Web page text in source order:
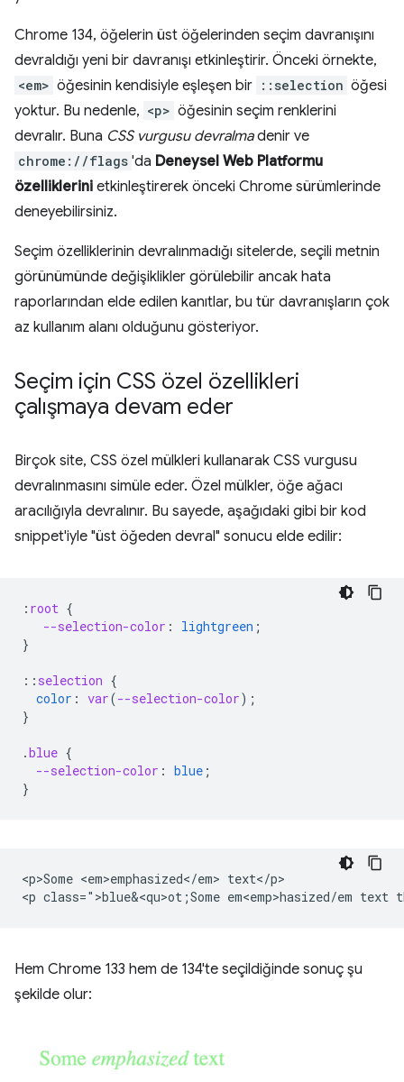
Chrome 134, öğelerin üst öğelerinden seçim davranışını
devraldığı yeni bir davranışı etkinleştirir. Önceki örnekte,
<em> öğesinin kendisiyle eşleşen bir ::selection öğesi
yoktur. Bu nedenle, <p> öğesinin seçim renklerini
devralır. Buna CSS vurgusu devralmadenir ve
chrome://flags 'da Deneysel Web Platformu
özelliklerini etkinleştirerek önceki Chrome sürümlerinde
deneyebilirsiniz.
Seçim özelliklerinin devralınmadığı sitelerde, seçili metnin
görünümünde değişiklikler görülebilir ancak hata
raporlarından elde edilen kanıtlar, bu tür davranışların çok
az kullanım alanı olduğunu gösteriyor.
Seçim için CSS özel özellikleri
çalışmaya devam eder
Birçok site, CSS özel mülkleri kullanarak CSS vurgusu
devralınmasını simüle eder. Özel mülkler, öğe ağacı
aracılığıyla devralınır. Bu sayede, aşağıdaki gibi bir kod
snippet'iyle "üst öğeden devral" sonucu elde edilir:
: root {
--selection-color : lightgreen ;
}
:: selection {
color : var(--selection-color);
}
.blue {
--selection-color : blue ;
}
<p>Some <em>emphasized</em> text</p>
<p class=">blue&<qu>ot;Some em<emp>hasized/em
Hem Chrome 133 hem de 134'te seçildiğinde sonuç şu
şekilde olur: